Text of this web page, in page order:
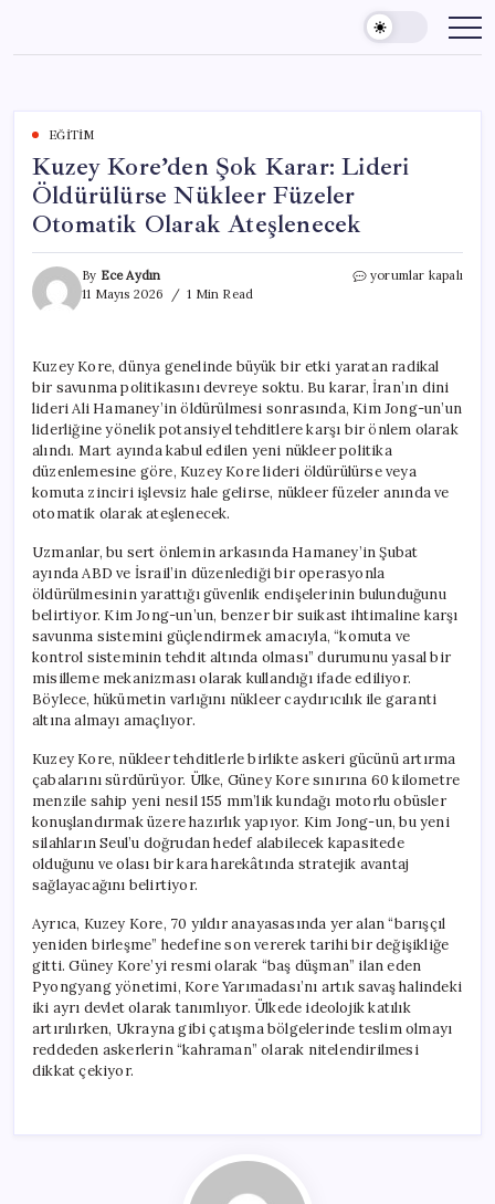
content
EĞITIM
Kuzey Kore’den Şok Karar: Lideri
Öldürülürse Nükleer Füzeler
Otomatik Olarak Ateşlenecek
By Ece Aydın
11 Mayıs 2026
1 Min Read
Kuzey
Öldürülürse
Nükleer
Füzeler
Otomatik
Olarak
için
yorumlar kapalı
Kuzey Kore, dünya genelinde büyük bir etki yaratan radikal
bir savunma politikasını devreye soktu. Bu karar, İran’ın dini
lideri Ali Hamaney’in öldürülmesi sonrasında, Kim Jong-un’un
liderliğine yönelik potansiyel tehditlere karşı bir önlem olarak
alındı. Mart ayında kabul edilen yeni nükleer politika
düzenlemesine göre, Kuzey Kore lideri öldürülürse veya
komuta zinciri işlevsiz hale gelirse, nükleer füzeler anında ve
otomatik olarak ateşlenecek.
Uzmanlar, bu sert önlemin arkasında Hamaney’in Şubat
ayında ABD ve İsrail’in düzenlediği bir operasyonla
öldürülmesinin yarattığı güvenlik endişelerinin bulunduğunu
belirtiyor. Kim Jong-un’un, benzer bir suikast ihtimaline karşı
savunma sistemini güçlendirmek amacıyla, “komuta ve
kontrol sisteminin tehdit altında olması” durumunu yasal bir
misilleme mekanizması olarak kullandığı ifade ediliyor.
Böylece, hükümetin varlığını nükleer caydırıcılık ile garanti
altına almayı amaçlıyor.
Kuzey Kore, nükleer tehditlerle birlikte askeri gücünü artırma
çabalarını sürdürüyor. Ülke, Güney Kore sınırına 60 kilometre
menzile sahip yeni nesil 155 mm’lik kundağı motorlu obüsler
konuşlandırmak üzere hazırlık yapıyor. Kim Jong-un, bu yeni
silahların Seul’u doğrudan hedef alabilecek kapasitede
olduğunu ve olası bir kara harekâtında stratejik avantaj
sağlayacağını belirtiyor.
Ayrıca, Kuzey Kore, 70 yıldır anayasasında yer alan “barışçıl
yeniden birleşme” hedefine son vererek tarihi bir değişikliğe
gitti. Güney Kore’yi resmi olarak “baş düşman” ilan eden
Pyongyang yönetimi, Kore Yarımadası’nı artık savaş halindeki
iki ayrı devlet olarak tanımlıyor. Ülkede ideolojik katılık
artırılırken, Ukrayna gibi çatışma bölgelerinde teslim olmayı
reddeden askerlerin “kahraman” olarak nitelendirilmesi
dikkat çekiyor.